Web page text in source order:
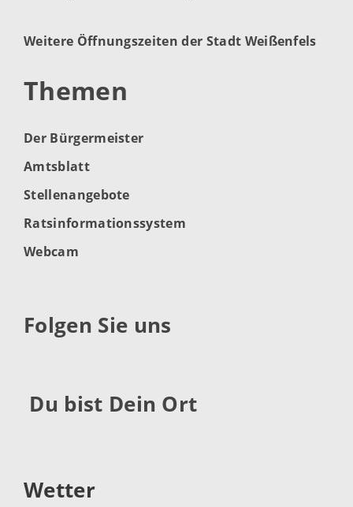
Weitere Öffnungszeiten der Stadt Weißenfels
Themen
Der Bürgermeister
Amtsblatt
Stellenangebote
Ratsinformationssystem
Webcam
Folgen Sie uns
Du bist Dein Ort
Wetter